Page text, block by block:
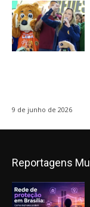
9 de junho de 2026
Reportagens